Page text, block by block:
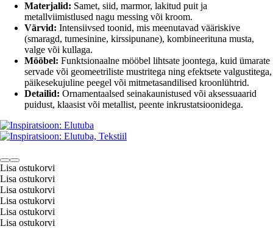
Materjalid: Samet, siid, marmor, lakitud puit ja
metallviimistlused nagu messing või kroom.
Värvid: Intensiivsed toonid, mis meenutavad vääriskive
(smaragd, tumesinine, kirssipunane), kombineerituna musta,
valge või kullaga.
Mööbel: Funktsionaalne mööbel lihtsate joontega, kuid ümarate
servade või geomeetriliste mustritega ning efektsete valgustitega,
päikesekujuline peegel või mitmetasandilised kroonlühtrid.
Detailid: Ornamentaalsed seinakaunistused või aksessuaarid
puidust, klaasist või metallist, peente inkrustatsioonidega.
Lisa ostukorvi
Lisa ostukorvi
Lisa ostukorvi
Lisa ostukorvi
Lisa ostukorvi
Lisa ostukorvi